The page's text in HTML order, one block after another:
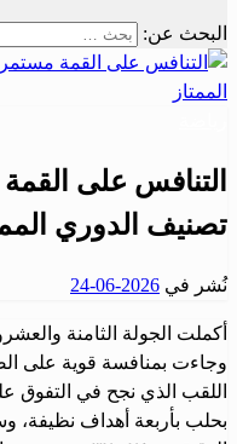
البحث عن:
التنافس على
تصنيف الدوري
نُشر في 2026-06-24
أكملت الجولة الثامنة
وجاءت بمنافسة قوية على
اللقب الذي نجح في
بحلب بأربعة أهداف